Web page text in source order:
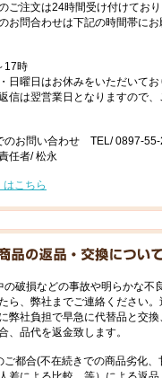
ご注文は24時間受け付けており
お問合わせは下記の時間帯にお
17時
日曜日はお休みをいただいてお
信は翌営業日となりますので、
のお問い合わせ TEL/ 0897-
任者/ 松永
はこちら
の破損などの事故や明らかな不
ら、弊社までご連絡ください
弊社負担で早急に代替品と交換
、品代を返金致します。
ご都合(不在続きでの商品劣化、